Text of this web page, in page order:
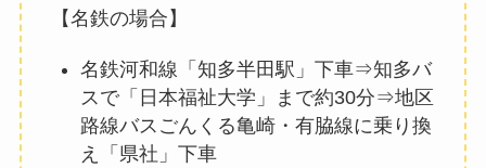
【名鉄の場合】
名鉄河和線「知多半田駅」下車⇒知多バ
スで「日本福祉大学」まで約30分⇒地区
路線バスごんくる亀崎・有脇線に乗り換
え「県社」下車